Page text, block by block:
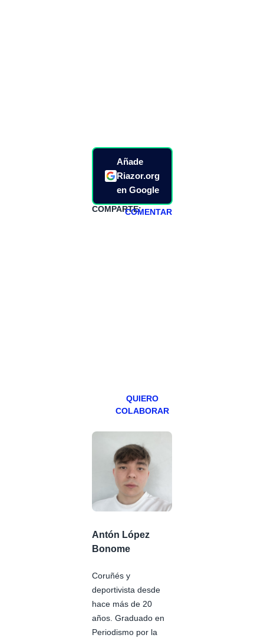
Añade
Riazor.org
en Google
COMPARTE:COMENTAR
QUIERO
COLABORAR
Antón López
Bonome
Coruñés y
deportivista desde
hace más de 20
años. Graduado en
Periodismo por la